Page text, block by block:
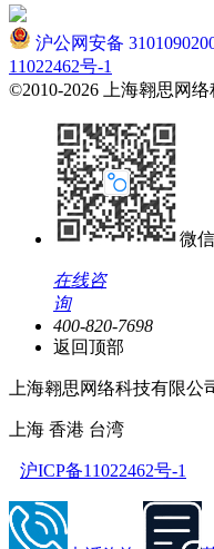
沪公网安备
11022462号-1
©2010-2026 上海翱思网络
微
在线咨
询
400-820-7698
返回顶部
上海翱思网络科技有限公
上海 香港 台湾
沪ICP备11022462号-1